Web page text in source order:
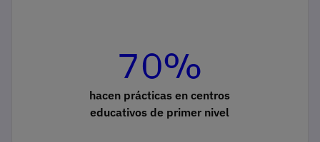
70%
hacen prácticas en centros
educativos de primer nivel